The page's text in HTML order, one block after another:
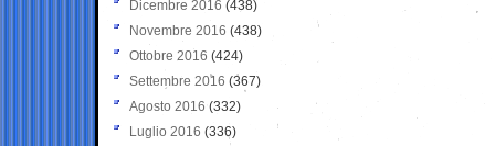
Dicembre 2016 (438)
Novembre 2016 (438)
Ottobre 2016 (424)
Settembre 2016 (367)
Agosto 2016 (332)
Luglio 2016 (336)